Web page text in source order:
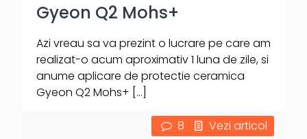
Gyeon Q2 Mohs+
Azi vreau sa va prezint o lucrare pe care am
realizat-o acum aproximativ 1 luna de zile, si
anume aplicare de protectie ceramica
Gyeon Q2 Mohs+ […]
8 Vezi articol